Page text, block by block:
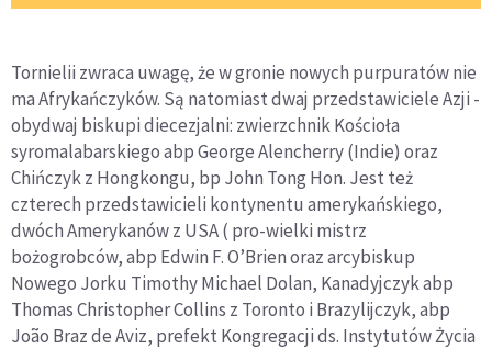
Tornielii zwraca uwagę, że w gronie nowych purpuratów nie
ma Afrykańczyków. Są natomiast dwaj przedstawiciele Azji -
obydwaj biskupi diecezjalni: zwierzchnik Kościoła
syromalabarskiego abp George Alencherry (Indie) oraz
Chińczyk z Hongkongu, bp John Tong Hon. Jest też
czterech przedstawicieli kontynentu amerykańskiego,
dwóch Amerykanów z USA ( pro-wielki mistrz
bożogrobców, abp Edwin F. O’Brien oraz arcybiskup
Nowego Jorku Timothy Michael Dolan, Kanadyjczyk abp
Thomas Christopher Collins z Toronto i Brazylijczyk, abp
João Braz de Aviz, prefekt Kongregacji ds. Instytutów Życia